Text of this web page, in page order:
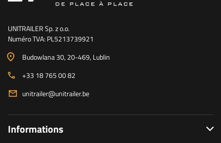
UNITRAILER Sp. z o.o.
Numéro TVA: PL5213739921
Budowlana 30, 20-469, Lublin
+33 18 765 00 82
unitrailer@unitrailer.be
Informations